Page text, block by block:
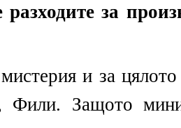
за
и за цялото
Фили. Защото